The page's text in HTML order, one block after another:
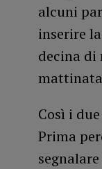
alcuni
inserire
decina di
mattinata
Così i
Prima